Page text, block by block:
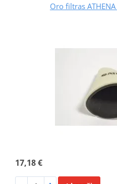
Oro filtras
17,18 €